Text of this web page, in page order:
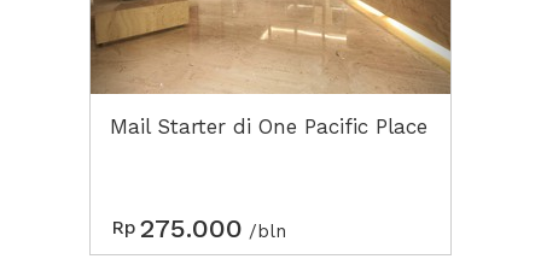
Mail Starter di One Pacific Place
Rp 275.000 /bln